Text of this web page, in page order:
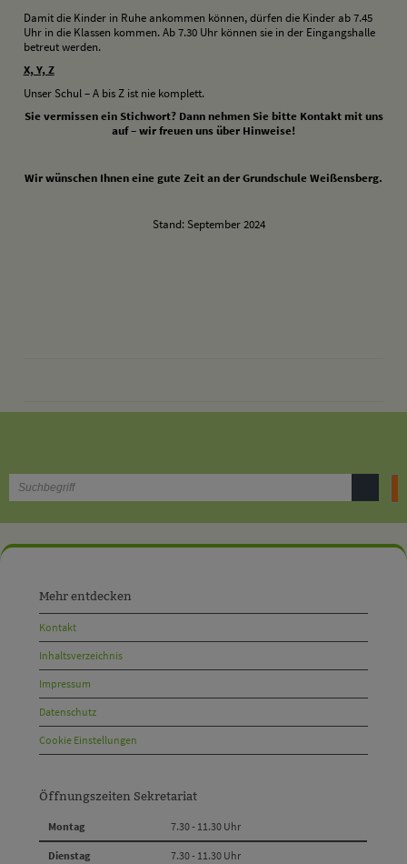
Damit die Kinder in Ruhe ankommen können, dürfen die Kinder ab 7.45
Uhr in die Klassen kommen. Ab 7.30 Uhr können sie in der Eingangshalle
betreut werden.
X, Y, Z
Unser Schul – A bis Z ist nie komplett.
Sie vermissen ein Stichwort? Dann nehmen Sie bitte Kontakt mit uns
auf – wir freuen uns über Hinweise!
Wir wünschen Ihnen eine gute Zeitan der Grundschule Weißensberg.
Stand: September 2024
entdecken,
Öffnungszeiten
und
Anschrift
und
Kontakt
Mehr entdecken
Kontakt
Inhaltsverzeichnis
Impressum
Datenschutz
Cookie Einstellungen
Öffnungszeiten Sekretariat
Montag 7.30 - 11.30 Uhr
Dienstag 7.30 - 11.30 Uhr